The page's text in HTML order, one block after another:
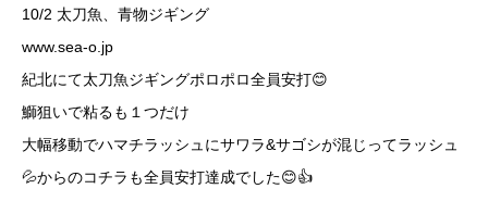
10/2 太刀魚、青物ジギング
www.sea-o.jp
紀北にて太刀魚ジギングポロポロ全員安打😊
鰤狙いで粘るも１つだけ
大幅移動でハマチラッシュにサワラ&サゴシが混じってラッシュ
💦からのコチラも全員安打達成でした😊👍